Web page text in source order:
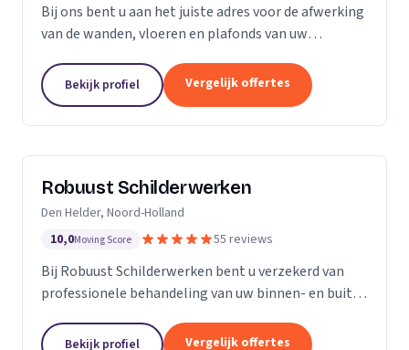
Bij ons bent u aan het juiste adres voor de afwerking
van de wanden, vloeren en plafonds van uw
met ons team pakken we dan ook de klus vakkundig
aan...
Bekijk profiel Vergelijk offertes
Robuust Schilderwerken
Den Helder, Noord-Holland
10,0Moving Score 55 reviews
Bij Robuust Schilderwerken bent u verzekerd van
professionele behandeling van uw binnen- en buiten
als nieuwbouwwoningen, en alles daar tussen in.
Bekijk profiel Vergelijk offertes